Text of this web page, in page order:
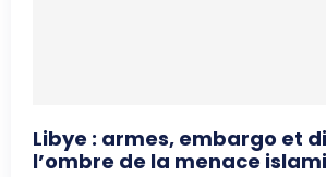
Libye : armes, embargo et
l’ombre de la menace